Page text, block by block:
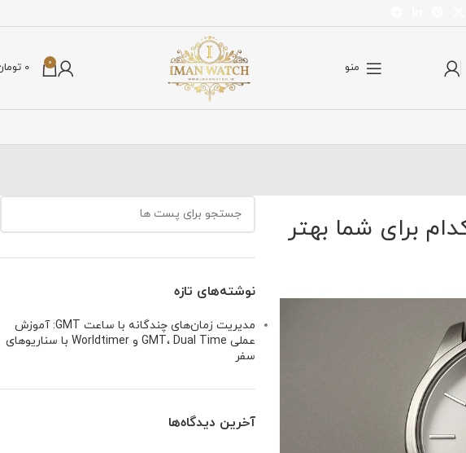
منو 0
0
برای شما بهتر
نوشته‌های تازه
مدیریت زمان‌های چندگانه با ساعت GMT: آموزش
عملی GMT، Dual Time و Worldtimer با سناریوهای
سفر
آخرین دیدگاه‌ها